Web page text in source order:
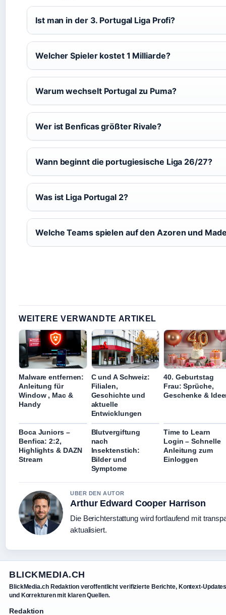
Ist man in der 3. Portugal Liga Profi?
Welcher Spieler kostet 1 Milliarde?
Warum wechselt Portugal zu Puma?
Wer ist Benficas größter Rivale?
Wann beginnt die portugiesische Liga 26/27?
Was ist Liga Portugal 2?
Welche Teams spielen auf den Azoren und
WEITERE VERWANDTE ARTIKEL
Malware entfernen:
Anleitung für
Window , Mac &
Handy
C und A Schweiz:
Filialen,
Geschichte und
aktuelle
Entwicklungen
40. Geburtstag
Frau: Sprüche,
Geschenke &
Boca Juniors –
Benfica: 2:2,
Highlights & DAZN
Stream
Blutvergiftung
nach
Insektenstich:
Bilder und
Symptome
Time to Learn
Login – Schnelle
Anleitung zum
Einloggen
UBER DEN AUTOR
Arthur Edward Cooper Harrison
Die Berichterstattung wird fortlaufend mit
aktualisiert.
BLICKMEDIA.CH
BlickMedia.ch Redaktion veroffentlicht verifizierte Berichte, Kontext-
und Korrekturen mit klaren Quellen.
Redaktion